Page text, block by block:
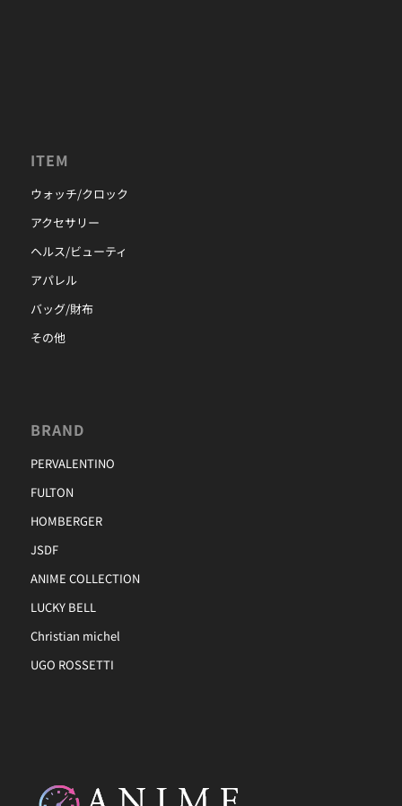
ITEM
ウォッチ/クロック
アクセサリー
ヘルス/ビューティ
アパレル
バッグ/財布
その他
BRAND
PERVALENTINO
FULTON
HOMBERGER
JSDF
ANIME COLLECTION
LUCKY BELL
Christian michel
UGO ROSSETTI